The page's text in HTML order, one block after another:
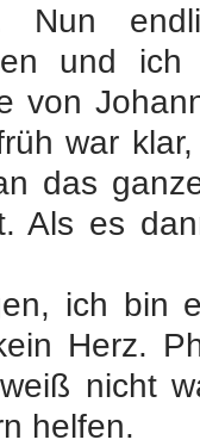
Nun
und
von
war
das
Als es
ich bin
Herz.
nicht
helfen.